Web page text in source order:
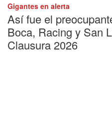
Gigantes en alerta
Así fue el
Boca, Racing y San
Clausura 2026